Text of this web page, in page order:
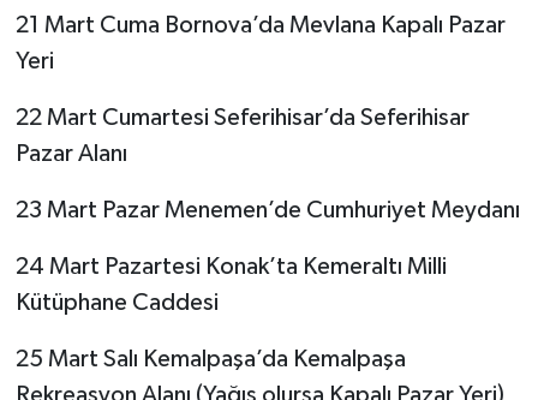
21 Mart Cuma Bornova’da Mevlana Kapalı Pazar
Yeri
22 Mart Cumartesi Seferihisar’da Seferihisar
Pazar Alanı
23 Mart Pazar Menemen’de Cumhuriyet Meydanı
24 Mart Pazartesi Konak’ta Kemeraltı Milli
Kütüphane Caddesi
25 Mart Salı Kemalpaşa’da Kemalpaşa
Rekreasyon Alanı (Yağış olursa Kapalı Pazar Yeri)